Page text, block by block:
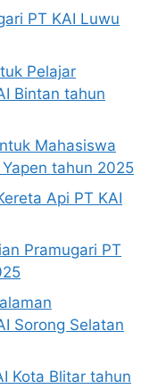
PT KAI Luwu
Pelajar
Bintan tahun
Mahasiswa
tahun 2025
Api PT KAI
Pramugari PT
Sorong Selatan
Kota Blitar tahun